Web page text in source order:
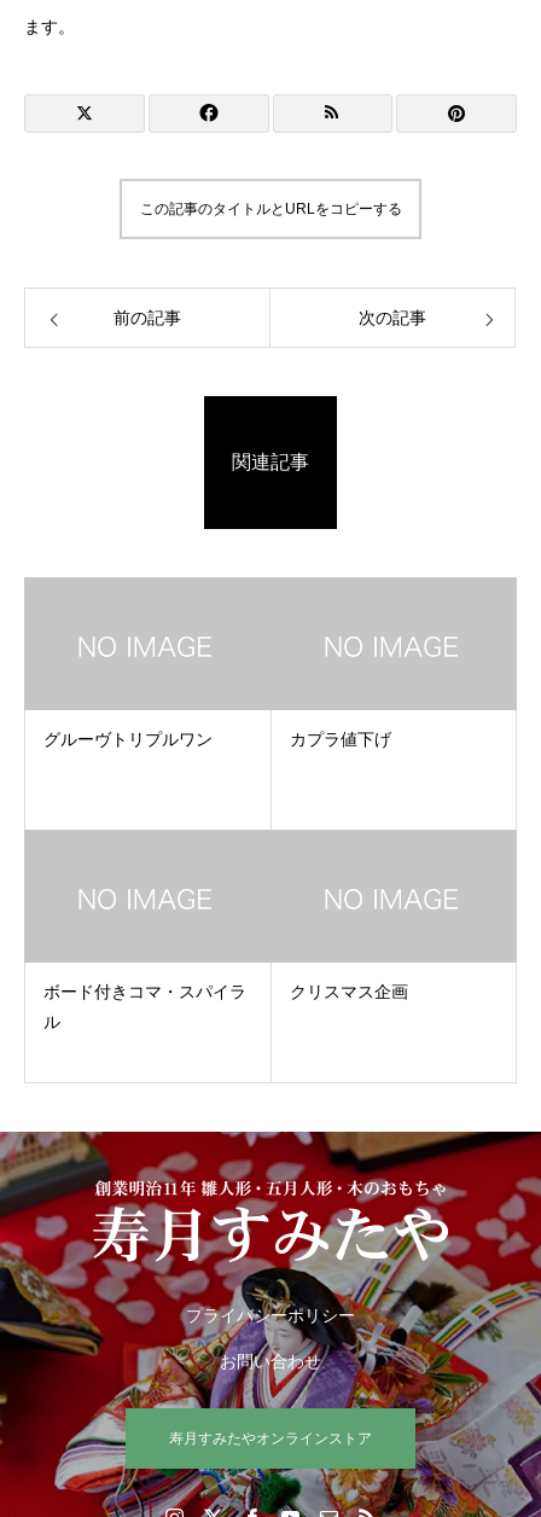
ます。
この記事のタイトルとURLをコピーする
前の記事 次の記事
関連記事
グルーヴトリプルワン カプラ値下げ
ボード付きコマ・スパイラ
ル
クリスマス企画
プライバシーポリシー
お問い合わせ
寿月すみたやオンラインストア